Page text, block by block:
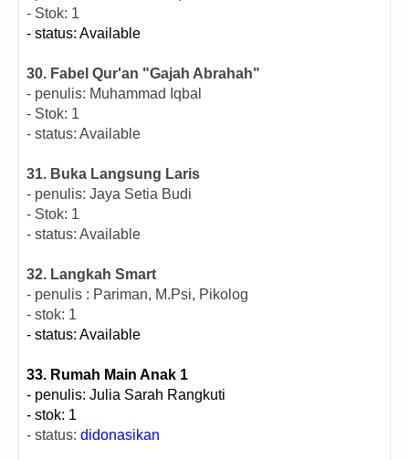
- Stok: 1
- status: Available
30. Fabel Qur'an "Gajah Abrahah"
- penulis: Muhammad Iqbal
- Stok: 1
- status: Available
31. Buka Langsung Laris
- penulis: Jaya Setia Budi
- Stok: 1
- status: Available
32. Langkah Smart
- penulis : Pariman, M.Psi, Pikolog
- stok: 1
- status: Available
33. Rumah Main Anak 1
- penulis: Julia Sarah Rangkuti
- stok: 1
- status: didonasikan